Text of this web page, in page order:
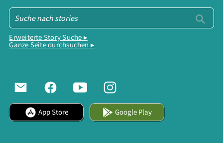
Erweiterte Story Suche ▸
Ganze Seite durchsuchen ▸
App Store Google Play